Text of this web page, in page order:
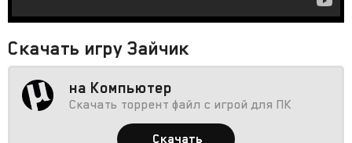
Скачать игру Зайчик
на Компьютер
Скачать торрент файл с игрой для ПК
Скачать